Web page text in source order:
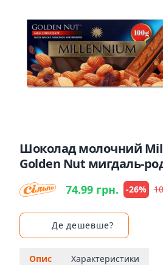
Шоколад молочний
Golden Nut мигдаль-
74.99 грн. -26%
Де дешевше?
Опис Характеристики